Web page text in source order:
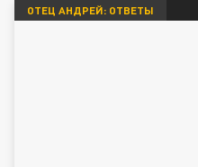
ОТЕЦ АНДРЕЙ: ОТВЕТЫ